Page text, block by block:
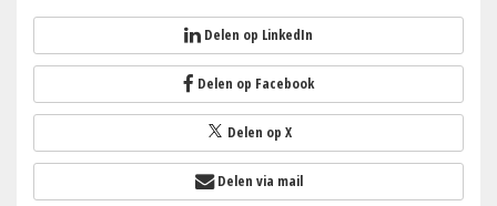
Delen op LinkedIn
Delen op Facebook
Delen op X
Delen via mail